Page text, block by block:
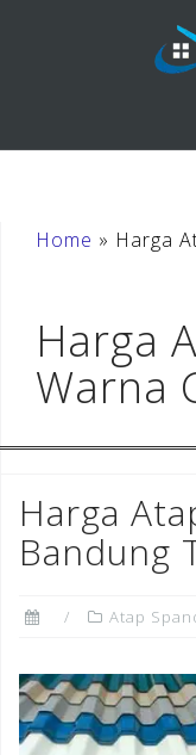
Home » Harga
Harga
Warna
Harga
Bandung
Atap